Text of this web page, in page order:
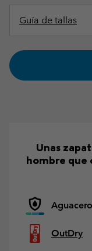
Guía de tallas
Unas
hombre
OutDry